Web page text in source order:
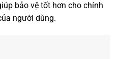
bảo vệ tốt hơn cho chính
người dùng.